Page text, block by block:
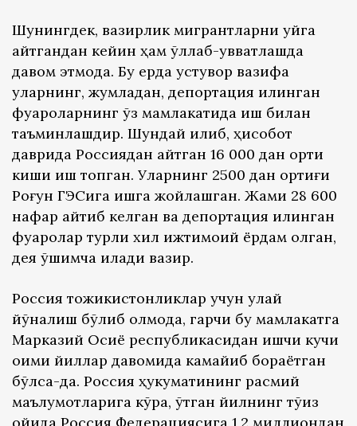
Шунингдек, вазирлик мигрантларни уйга
қайтгандан кейин ҳам қўллаб-қувватлашда
давом этмоқда. Бу ерда устувор вазифа
уларнинг, жумладан, депортация қилинган
фуқароларнинг ўз мамлакатида иш билан
таъминлашдир. Шундай қилиб, ҳисобот
даврида Россиядан қайтган 16 000 дан ортиқ
киши иш топган. Уларнинг 2500 дан ортиғи
Роғун ГЭСига ишга жойлашган. Жами 28 600
нафар қайтиб келган ва депортация қилинган
фуқаролар турли хил ижтимоий ёрдам олган,
дея қўшимча қилади вазир.
Россия тожикистонликлар учун қулай
йўналиш бўлиб қолмоқда, гарчи бу мамлакатга
Марказий Осиё республикасидан ишчи кучи
оқими йиллар давомида камайиб бораётган
бўлса-да. Россия ҳукуматининг расмий
маълумотларига кўра, ўтган йилнинг тўққиз